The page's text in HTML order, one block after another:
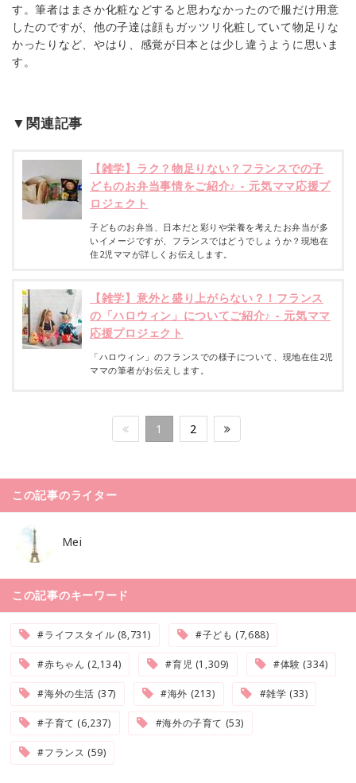
す。筆者はまさか化粧などすると思わなかったので服だけ用意
したのですが、他の子達は顔もガッツリ化粧していて物足りな
かったりなど、やはり、感覚が日本とは少し違うように思いま
す。
▼関連記事
【雑学】ラク？物足りない？フランスでの子
どものお弁当事情をご紹介♪ - 元気ママ応援プ
ロジェクト
子どものお弁当、日本だと彩りや栄養を考えたお弁当が多
いイメージですが、フランスではどうでしょうか？現地在
住2児ママが詳しくお伝えします。
【雑学】意外と盛り上がらない？！フランス
の「ハロウィン」についてご紹介♪ - 元気ママ
応援プロジェクト
「ハロウィン」のフランスでの様子について、現地在住2児
ママの筆者がお伝えします。
1 2
この記事のライター
Mei
この記事のキーワード
#ライフスタイル (8,731) #子ども (7,688)
#赤ちゃん (2,134) #育児 (1,309) #体験 (334)
#海外の生活 (37) #海外 (213) #雑学 (33)
#子育て (6,237) #海外の子育て (53)
#フランス (59)